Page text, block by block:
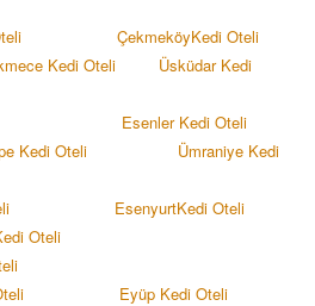
ÇekmeköyKedi Oteli
Kedi Oteli
Üsküdar Kedi
Esenler Kedi Oteli
Kedi Oteli
Ümraniye Kedi
EsenyurtKedi Oteli
Oteli
Eyüp Kedi Oteli